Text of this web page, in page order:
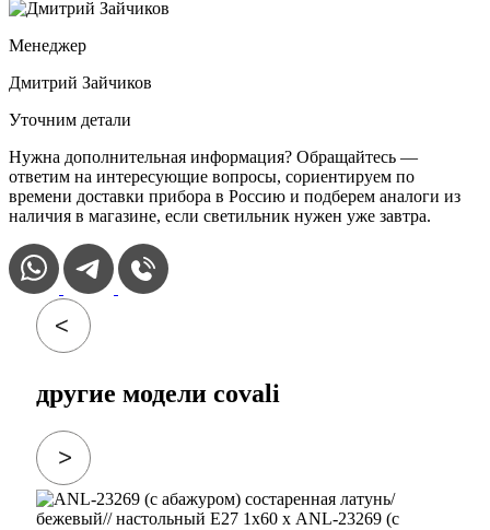
Менеджер
Дмитрий Зайчиков
Уточним детали
Нужна дополнительная информация? Обращайтесь —
ответим на интересующие вопросы, сориентируем по
времени доставки прибора в Россию и подберем аналоги из
наличия в магазине, если светильник нужен уже завтра.
другие модели covali